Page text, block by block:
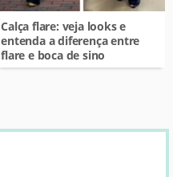
Calça flare: veja looks e
entenda a diferença entre
flare e boca de sino